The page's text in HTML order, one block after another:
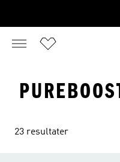
23 resultater